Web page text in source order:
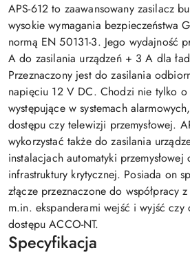
APS-612 to zaawansowany zasilacz
wysokie wymagania bezpieczeństwa
normą EN 50131-3. Jego wydajność
A do zasilania urządzeń + 3 A dla
Przeznaczony jest do zasilania
napięciu 12 V DC. Chodzi nie tylko o
występujące w systemach
dostępu czy telewizji przemysłowej.
wykorzystać także do zasilania
instalacjach automatyki przemysłowej
infrastruktury krytycznej. Posiada on
złącze przeznaczone do współpracy
m.in. ekspanderami wejść i wyjść czy
dostępu ACCO-NT.
Specyfikacja